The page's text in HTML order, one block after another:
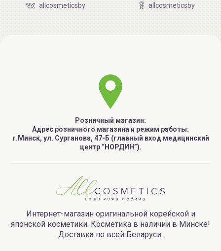
allcosmeticsby allcosmeticsby
Розничный магазин:
Адрес розничного магазина и режим работы:
г.Минск, ул. Сурганова, 47-Б (главный вход медицинский
центр “НОРДИН”).
Интернет-магазин оригинальной корейской и
японской косметики. Косметика в наличии в Минске!
Доставка по всей Беларуси.